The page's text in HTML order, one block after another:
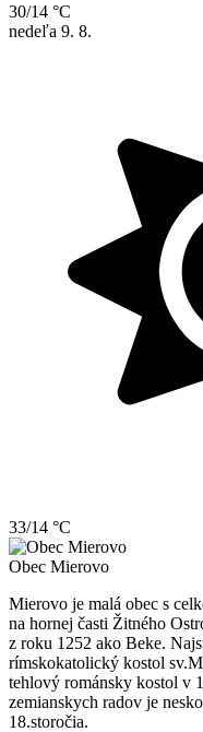
30/14 °C
nedeľa 9. 8.
33/14 °C
Obec Mierovo
Mierovo je malá obec s
na hornej časti Žitného
z roku 1252 ako Beke.
rímskokatolický kostol
tehlový románsky kostol v
zemianskych radov je
18.storočia.